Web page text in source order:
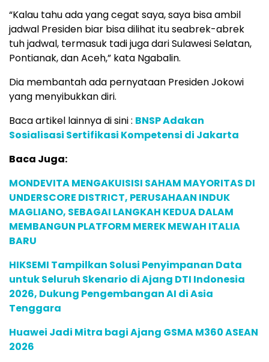
“Kalau tahu ada yang cegat saya, saya bisa ambil
jadwal Presiden biar bisa dilihat itu seabrek-abrek
tuh jadwal, termasuk tadi juga dari Sulawesi Selatan,
Pontianak, dan Aceh,” kata Ngabalin.
Dia membantah ada pernyataan Presiden Jokowi
yang menyibukkan diri.
Baca artikel lainnya di sini : BNSP Adakan
Sosialisasi Sertifikasi Kompetensi di Jakarta
Baca Juga:
MONDEVITA MENGAKUISISI SAHAM MAYORITAS DI
UNDERSCORE DISTRICT, PERUSAHAAN INDUK
MAGLIANO, SEBAGAI LANGKAH KEDUA DALAM
MEMBANGUN PLATFORM MEREK MEWAH ITALIA
BARU
HIKSEMI Tampilkan Solusi Penyimpanan Data
untuk Seluruh Skenario di Ajang DTI Indonesia
2026, Dukung Pengembangan AI di Asia
Tenggara
Huawei Jadi Mitra bagi Ajang GSMA M360 ASEAN
2026